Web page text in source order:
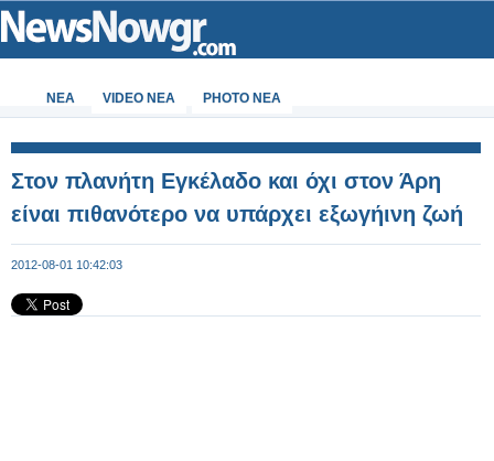
ΝΕΑ VIDEO NEA PHOTO NEA
Στον πλανήτη Εγκέλαδο και όχι στον Άρη
είναι πιθανότερο να υπάρχει εξωγήινη ζωή
2012-08-01 10:42:03